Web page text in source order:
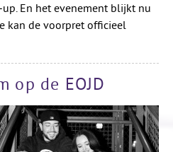
En het evenement blijkt nu
kan de voorpret officieel
op de EOJD